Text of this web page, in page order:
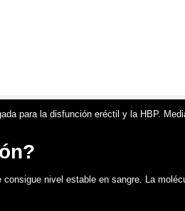
para la disfunción eréctil y la HBP.
nivel estable en sangre. La